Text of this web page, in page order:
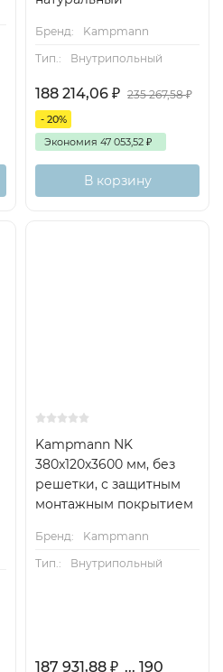
Бренд:
Kampmann
Тип.:
Внутрипольный
188 214,06 ₽ 235 267,58₽
- 20%
Экономия 47 053,52 ₽
В корзину
Kampmann NK
380x120x3600 мм, без
решетки, с защитным
монтажным покрытием
Бренд:
Kampmann
Тип.:
Внутрипольный
187 931,88 ₽ ... 190